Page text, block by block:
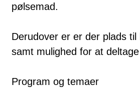
pølsemad.
Derudover er er der plads til
samt mulighed for at
Program og temaer